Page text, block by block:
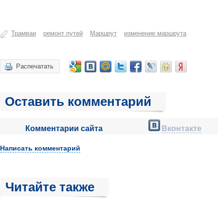
Трамваи ремонт путей Маршрут изменение маршрута
Распечатать
Оставить комментарий
Комментарии сайта Вконтакте
Написать комментарий
Читайте также